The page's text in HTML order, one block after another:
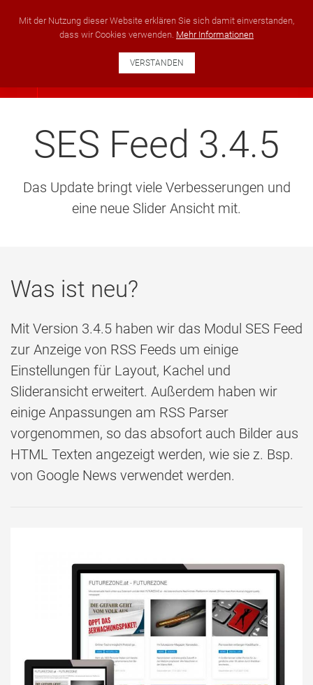
SES Feed 3.4.5
Das Update bringt viele Verbesserungen und
eine neue Slider Ansicht mit.
Was ist neu?
Mit Version 3.4.5 haben wir das Modul SES Feed
zur Anzeige von RSS Feeds um einige
Einstellungen für Layout, Kachel und
Slideransicht erweitert. Außerdem haben wir
einige Anpassungen am RSS Parser
vorgenommen, so das absofort auch Bilder aus
HTML Texten angezeigt werden, wie sie z. Bsp.
von Google News verwendet werden.
Mit der Nutzung dieser Website erklären Sie sich damit einverstanden,
dass wir Cookies verwenden. Mehr Informationen
VERSTANDEN